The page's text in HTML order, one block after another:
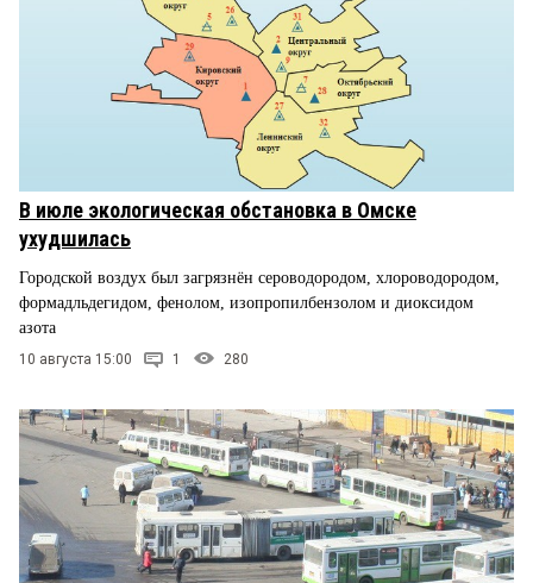
В июле экологическая обстановка в Омске
ухудшилась
Городской воздух был загрязнён сероводородом, хлороводородом,
формадльдегидом, фенолом, изопропилбензолом и диоксидом
азота
10 августа 15:00 1 280